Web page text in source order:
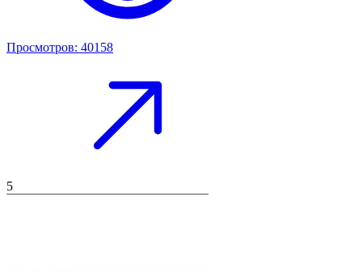
Просмотров: 40158
5